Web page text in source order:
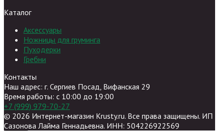
Каталог
Аксессуары
Ножницы для груминга
Пуходерки
Гребни
Контакты
Наш адрес: г. Сергиев Посад, Вифанская 29
Время работы: c 10:00 до 19:00
+7 (999) 979-70-27
© 2026 Интернет-магазин Krusty.ru. Все права защищены. ИП
Сазонова Лайма Геннадьевна. ИНН: 504226922569